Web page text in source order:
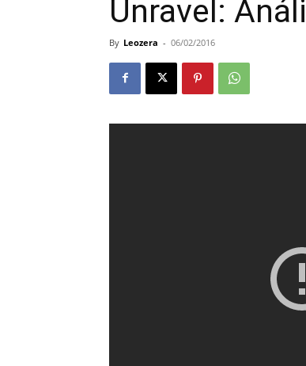
Unravel:
By Leozera - 06/02/2016